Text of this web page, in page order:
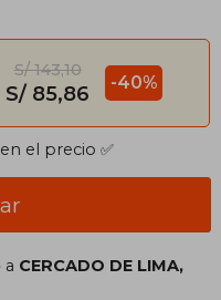
S/ 143,10
S/ 85,86 -40%
el precio ✅
a CERCADO DE LIMA,